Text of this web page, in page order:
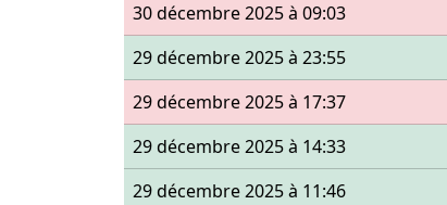
30 décembre 2025 à 09:03
29 décembre 2025 à 23:55
29 décembre 2025 à 17:37
29 décembre 2025 à 14:33
29 décembre 2025 à 11:46